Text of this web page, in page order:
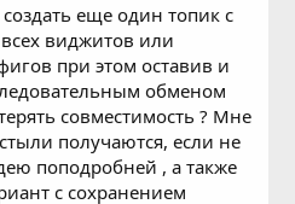
еще один топик с
виджитов или
при этом оставив и
обменом
совместимость ? Мне
получаются, если не
поподробней , а также
с сохранением